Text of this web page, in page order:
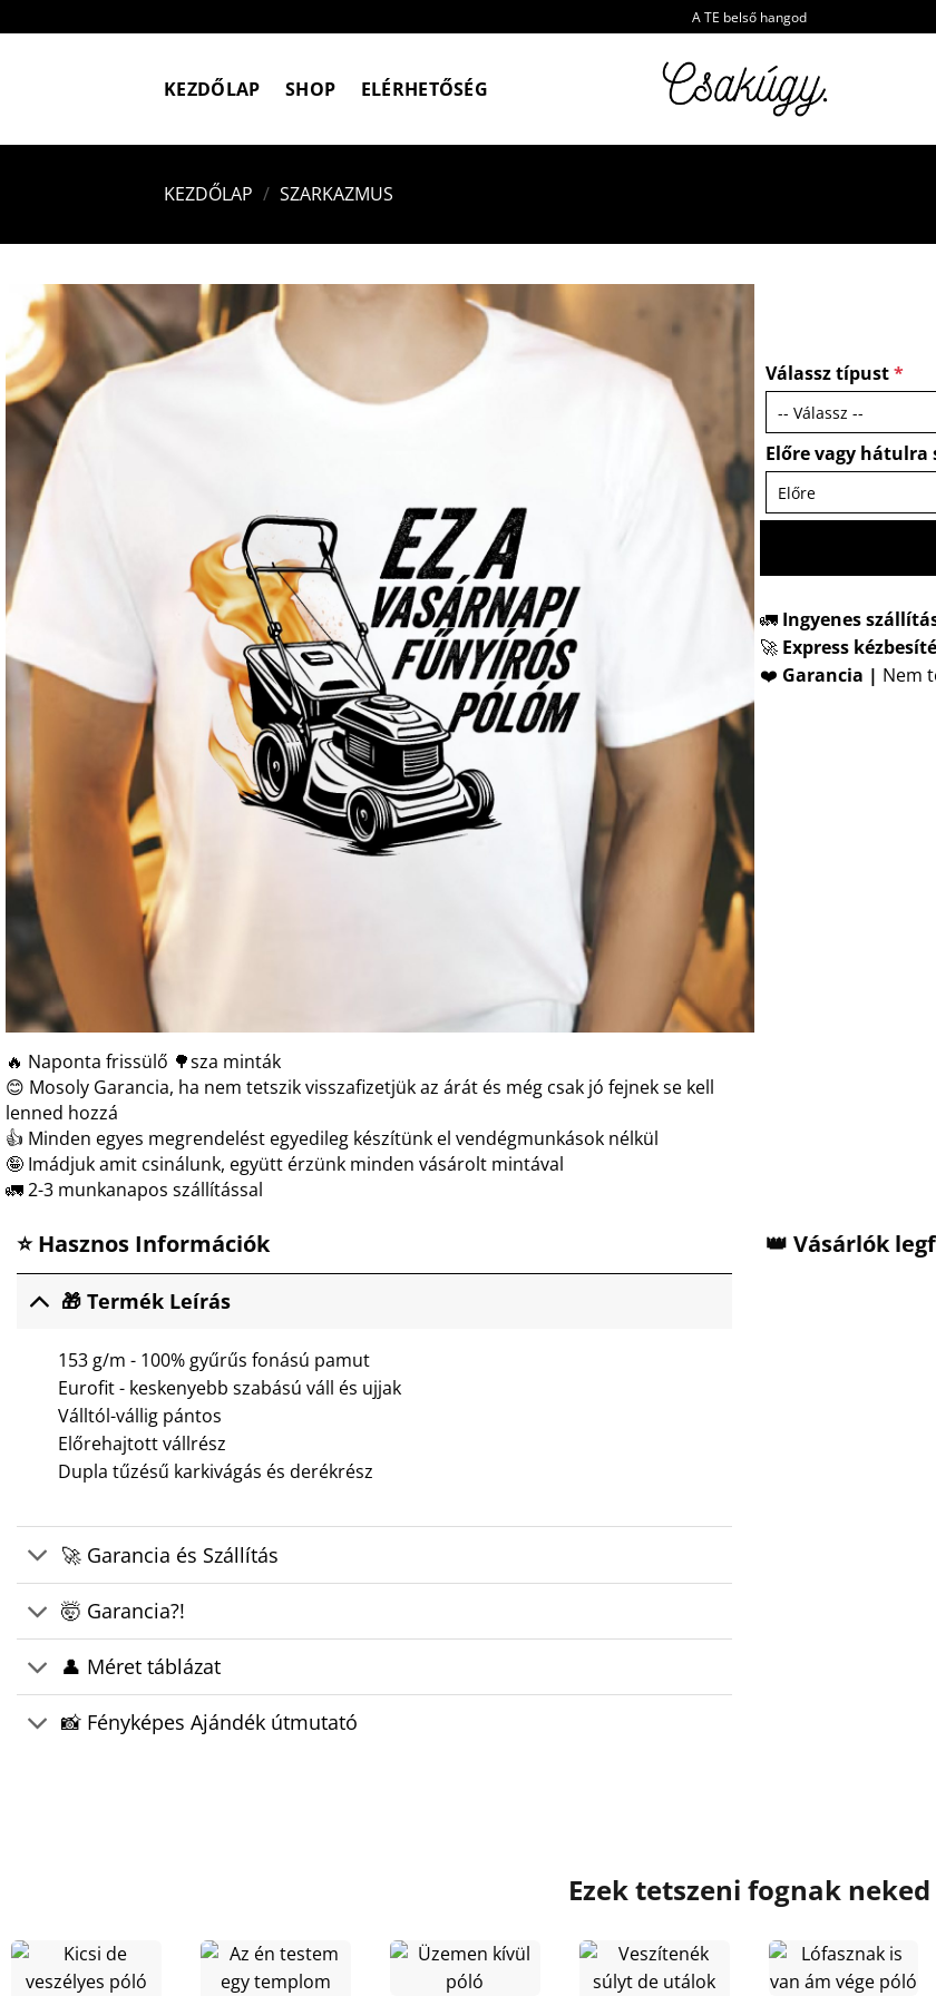
to
A TE belső hangod
KEZDŐLAP SHOP ELÉRHETŐSÉG
KEZDŐLAP / SZARKAZMUS
🔥 Naponta frissülő 🌳sza minták
😊 Mosoly Garancia, ha nem tetszik visszafizetjük az árát és még csak jó fejnek se kell
lenned hozzá
👍 Minden egyes megrendelést egyedileg készítünk el vendégmunkások nélkül
🤪 Imádjuk amit csinálunk, együtt érzünk minden vásárolt mintával
🚛 2-3 munkanapos szállítással
Válassz típust*
Előre vagy
🚛 Ingyenes
🚀 Express
❤️ Garancia | Nem
⭐ Hasznos Információk
🎁 Termék Leírás
153 g/m - 100% gyűrűs fonású pamut
Eurofit - keskenyebb szabású váll és ujjak
Válltól-vállig pántos
Előrehajtott vállrész
Dupla tűzésű karkivágás és derékrész
🚀 Garancia és Szállítás
🤯 Garancia?!
👤 Méret táblázat
📸 Fényképes Ajándék útmutató
👑 Vásárlók
Ezek tetszeni fognak neked